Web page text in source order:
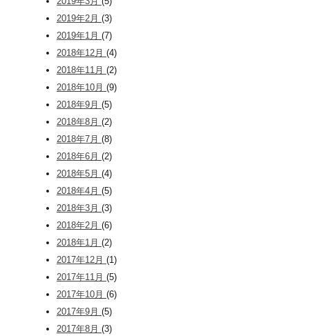
2019年2月 (3)
2019年1月 (7)
2018年12月 (4)
2018年11月 (2)
2018年10月 (9)
2018年9月 (5)
2018年8月 (2)
2018年7月 (8)
2018年6月 (2)
2018年5月 (4)
2018年4月 (5)
2018年3月 (3)
2018年2月 (6)
2018年1月 (2)
2017年12月 (1)
2017年11月 (5)
2017年10月 (6)
2017年9月 (5)
2017年8月 (3)